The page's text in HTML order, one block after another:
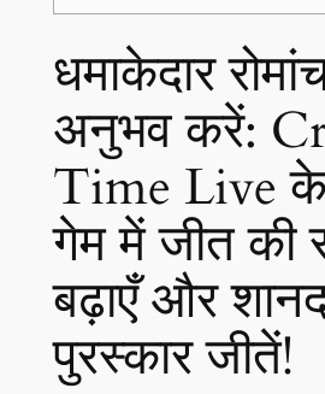
धमाकेदार
अनुभव करें:
Time Live
गेम में जीत की
बढ़ाएँ और
पुरस्कार जीतें!